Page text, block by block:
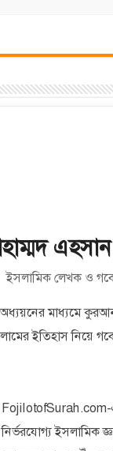
এহসান
ইসলামিক লেখক ও
মাধ্যমে
ইতিহাস নিয়ে
ইসলামিক